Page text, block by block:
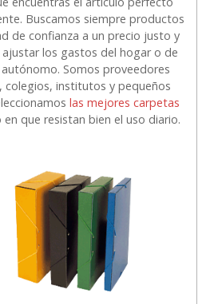
Buscamos siempre productos
de confianza a un precio justo y
los gastos del hogar o de
Somos proveedores
colegios, institutos y pequeños
las mejores carpetas
en que resistan bien el uso diario.